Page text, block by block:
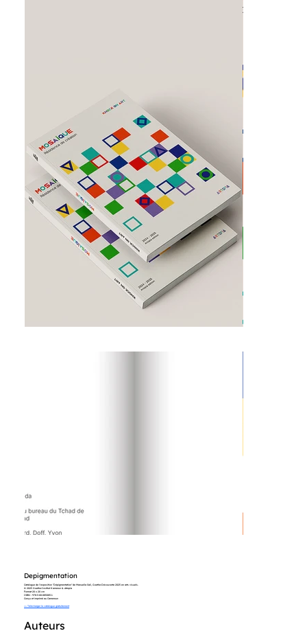
Depigmentation
Catalogue de l'exposition "Dépigmentation" de Manuella Sali, Goethe-Découverte 2025 en arts visuels.
© 2025 Goethe-Institut Kamerun & Artopia
Format 20 x 20 cm
ISBN : 978-3-00-085085-1
Conçu et imprimé au Cameroun
>> Télécharger le catalogue gratuitement
Auteurs